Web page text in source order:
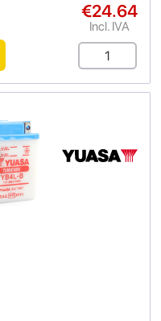
€24.64
Incl. IVA